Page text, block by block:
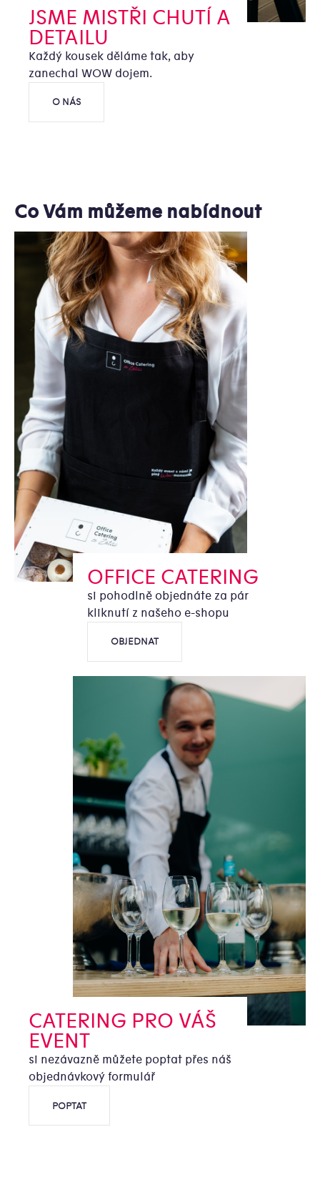
JSME MISTŘI CHUTÍ A
DETAILU
Každý kousek děláme tak, aby
zanechal WOW dojem.
O NÁS
Co Vám můžeme nabídnout
OFFICE CATERING
si pohodlně objednáte za pár
kliknutí z našeho e-shopu
OBJEDNAT
CATERING PRO VÁŠ
EVENT
si nezávazně můžete poptat přes náš
objednávkový formulář
POPTAT